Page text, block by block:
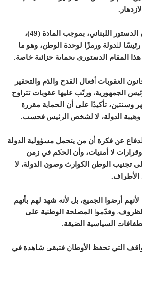
وهنا لا بد من التذكير بأن الدستور اللبناني، بموجب المادة (49)،
للدولة ورمزًا لوحدة الوطن، وهو ما
المقام الدستوري بحماية جزائية خاصة.
العقوبات أفعال القدح والذم والتحقير
الجمهورية، ورتّب عليها عقوبات تتراوح
تأكيدًا على أن الحماية مقررة
وهيبة الدولة، لا لشخص الرئيس فحسب.
عن فكرة أن من يتحمل مسؤولية الدولة
وقرارات لا أمنيات، وأن الحكم في زمن
تجنيب الوطن الكوارث وصون الدولة، لا
الأطراف.
لأنهم أرضوا الجميع، بل لأنه شهد لهم بأنهم
وقدّموا المصلحة الوطنية على
السياسية الضيقة.
التي تحفظ الأوطان فتبقى شاهدة في